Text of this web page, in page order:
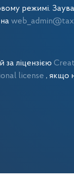
режимі.
на
за ліцензією
license, якщо